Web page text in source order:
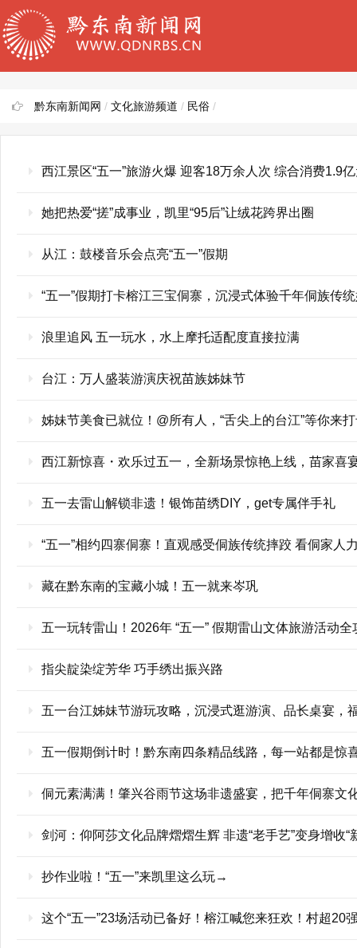
黔东南新闻网 / 文化旅游频道 / 民俗 /
西江景区“五一”旅游火爆 迎客18万余人次 综合消费1.9
她把热爱“搓”成事业，凯里“95后”让绒花跨界出圈
从江：鼓楼音乐会点亮“五一”假期
“五一”假期打卡榕江三宝侗寨，沉浸式体验千年侗族传
浪里追风 五一玩水，水上摩托适配度直接拉满
台江：万人盛装游演庆祝苗族姊妹节
姊妹节美食已就位！@所有人，“舌尖上的台江”等你来
西江新惊喜・欢乐过五一，全新场景惊艳上线，苗家喜
五一去雷山解锁非遗！银饰苗绣DIY，get专属伴手礼
“五一”相约四寨侗寨！直观感受侗族传统摔跤 看侗家人
藏在黔东南的宝藏小城！五一就来岑巩
五一玩转雷山！2026年 “五一” 假期雷山文体旅游活动全
指尖靛染绽芳华 巧手绣出振兴路
五一台江姊妹节游玩攻略，沉浸式逛游演、品长桌宴，
五一假期倒计时！黔东南四条精品线路，每一站都是惊
侗元素满满！肇兴谷雨节这场非遗盛宴，把千年侗寨文
剑河：仰阿莎文化品牌熠熠生辉 非遗“老手艺”变身增收“
抄作业啦！“五一”来凯里这么玩→
这个“五一”23场活动已备好！榕江喊您来狂欢！村超